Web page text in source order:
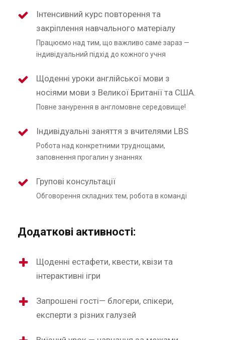
Інтенсивний курс повторення та
закріплення навчального матеріалу
Працюємо над тим, що важливо саме зараз —
індивідуальний підхід до кожного учня
Щоденні уроки англійської мови з
носіями мови з Великої Британії та США.
Повне занурення в англомовне середовище!
Індивідуальні заняття з вчителями LBS
Робота над конкретними труднощами,
заповнення прогалин у знаннях
Групові консультації
Обговорення складних тем, робота в команді
Додаткові активності:
Щоденні естафети, квести, квізи та
інтерактивні ігри
Запрошені гості— блогери, спікери,
експерти з різних галузей